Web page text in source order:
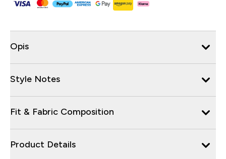
Opis
Style Notes
Fit & Fabric Composition
Product Details